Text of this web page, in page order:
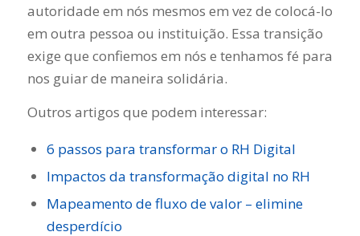
autoridade em nós mesmos em vez de colocá-lo
em outra pessoa ou instituição. Essa transição
exige que confiemos em nós e tenhamos fé para
nos guiar de maneira solidária.
Outros artigos que podem interessar:
6 passos para transformar o RH Digital
Impactos da transformação digital no RH
Mapeamento de fluxo de valor – elimine
desperdício